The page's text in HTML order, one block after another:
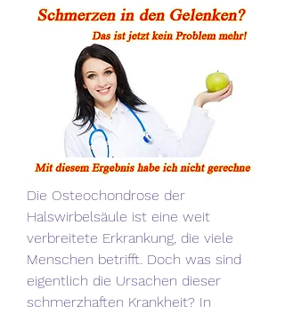
Die Osteochondrose der
Halswirbelsäule ist eine weit
verbreitete Erkrankung, die viele
Menschen betrifft. Doch was sind
eigentlich die Ursachen dieser
schmerzhaften Krankheit? In